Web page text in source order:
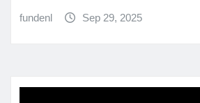
fundenl Sep 29, 2025